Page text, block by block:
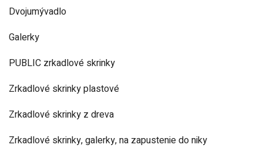
Dvojumývadlo
Galerky
PUBLIC zrkadlové skrinky
Zrkadlové skrinky plastové
Zrkadlové skrinky z dreva
Zrkadlové skrinky, galerky, na zapustenie do niky